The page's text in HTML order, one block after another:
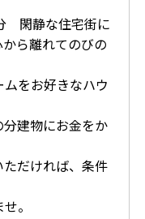
閑静な住宅街に
ら離れてのびの
をお好きなハウ
建物にお金をか
だければ、条件
。